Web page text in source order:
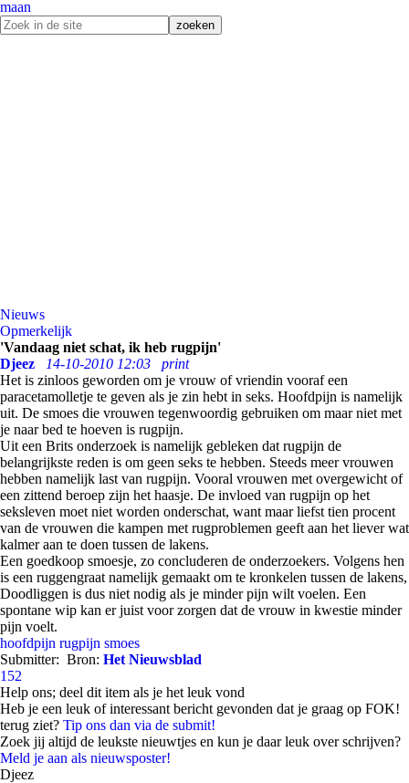
maan
Nieuws
Opmerkelijk
'Vandaag niet schat, ik heb rugpijn'
Djeez
14-10-2010 12:03
print
Het is zinloos geworden om je vrouw of vriendin vooraf een
paracetamolletje te geven als je zin hebt in seks. Hoofdpijn is namelijk
uit. De smoes die vrouwen tegenwoordig gebruiken om maar niet met
je naar bed te hoeven is rugpijn.
Uit een Brits onderzoek is namelijk gebleken dat rugpijn de
belangrijkste reden is om geen seks te hebben. Steeds meer vrouwen
hebben namelijk last van rugpijn. Vooral vrouwen met overgewicht of
een zittend beroep zijn het haasje. De invloed van rugpijn op het
seksleven moet niet worden onderschat, want maar liefst tien procent
van de vrouwen die kampen met rugproblemen geeft aan het liever wat
kalmer aan te doen tussen de lakens.
Een goedkoop smoesje, zo concluderen de onderzoekers. Volgens hen
is een ruggengraat namelijk gemaakt om te kronkelen tussen de lakens,
Doodliggen is dus niet nodig als je minder pijn wilt voelen. Een
spontane wip kan er juist voor zorgen dat de vrouw in kwestie minder
pijn voelt.
hoofdpijn rugpijn smoes
Submitter: Bron: Het Nieuwsblad
152
Help ons; deel dit item als je het leuk vond
Heb je een leuk of interessant bericht gevonden dat je graag op FOK!
terug ziet? Tip ons dan via de submit!
Zoek jij altijd de leukste nieuwtjes en kun je daar leuk over schrijven?
Meld je aan als nieuwsposter!
Djeez